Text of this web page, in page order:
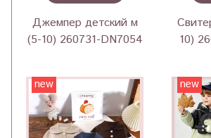
Джемпер детский м
(5-10) 260731-DN7054
10)
new new